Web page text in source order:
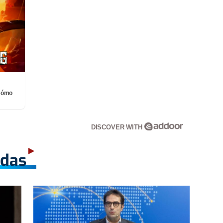
DISCOVER WITH